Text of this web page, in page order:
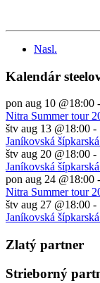
Nasl.
Kalendár
pon aug 10 @18:00 -
Nitra Summer tour
štv aug 13 @18:00 -
Janíkovská
štv aug 20 @18:00 -
Janíkovská
pon aug 24 @18:00 -
Nitra Summer tour
štv aug 27 @18:00 -
Janíkovská
Zlatý partner
Strieborný